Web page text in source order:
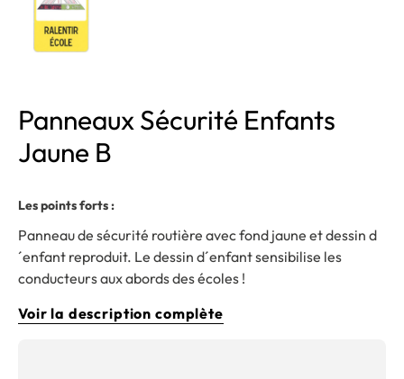
Panneaux Sécurité Enfants
Jaune B
Les points forts :
Panneau de sécurité routière avec fond jaune et dessin d
´enfant reproduit. Le dessin d´enfant sensibilise les
conducteurs aux abords des écoles !
Voir la description complète